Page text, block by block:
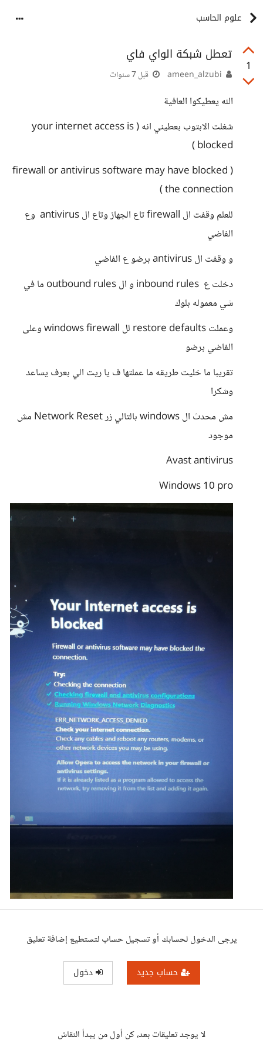
علوم الحاسب
1
تعطل شبكة الواي فاي
قبل 7 سنوات
الله يعطيكوا العافية
شغلت الابتوب بعطيني انه ( your internet access is
blocked )
( firewall or antivirus software may have blocked
the connection )
للعلم وقفت ال firewall تاع الجهاز وتاع ال antivirus وع
الفاضي
و وقفت ال antivirus برضو ع الفاضي
دخلت ع inbound rules و ال outbound rules ما في
شي معموله بلوك
وعملت restore defaults لل windows firewall وعلى
الفاضي برضو
تقريبا ما خليت طريقه ما عملتها ف يا ريت الي بعرف يساعد
وشكرا
مش محدث ال windows بالتالي زر Network Reset مش
موجود
Avast antivirus
Windows 10 pro
يرجى الدخول لحسابك أو تسجيل حساب لتستطيع إضافة تعليق
حساب جديد دخول
لا يوجد تعليقات بعد، كن أول من يبدأ النقاش